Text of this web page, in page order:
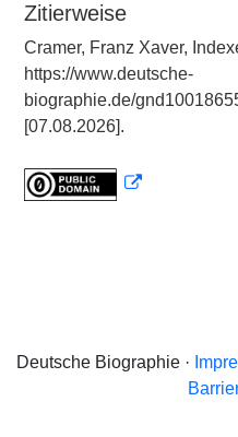
Zitierweise
Cramer, Franz Xaver,
https://www.deutsche-
biographie.de/
[07.08.2026].
Deutsche Biographie ·